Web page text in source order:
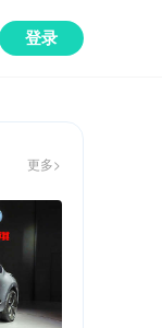
登录
更多>